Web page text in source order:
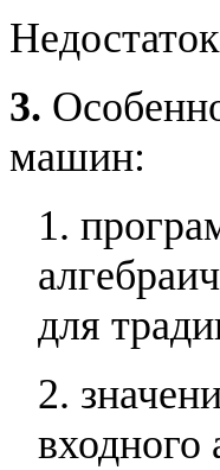
3.
машин:
1.
для
2.
входного